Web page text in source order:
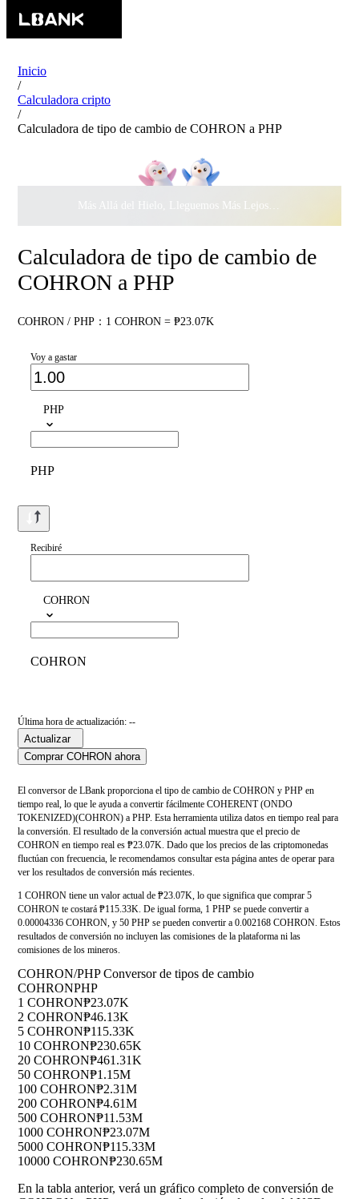
Inicio
/
Calculadora cripto
/
Calculadora de tipo de cambio de COHRON a PHP
Más Allá del Hielo, Lleguemos Más Lejos Juntos ·
Calculadora de tipo de cambio de
COHRON a PHP
COHRON / PHP：1 COHRON = ₱23.07K
Voy a gastar
PHP
PHP
Recibiré
COHRON
COHRON
Última hora de actualización: --
Actualizar
Comprar COHRON ahora
El conversor de LBank proporciona el tipo de cambio de COHRON y PHP en
tiempo real, lo que le ayuda a convertir fácilmente COHERENT (ONDO
TOKENIZED)(COHRON) a PHP. Esta herramienta utiliza datos en tiempo real para
la conversión. El resultado de la conversión actual muestra que el precio de
COHRON en tiempo real es ₱23.07K. Dado que los precios de las criptomonedas
fluctúan con frecuencia, le recomendamos consultar esta página antes de operar para
ver los resultados de conversión más recientes.
1 COHRON tiene un valor actual de ₱23.07K, lo que significa que comprar 5
COHRON te costará ₱115.33K. De igual forma, 1 PHP se puede convertir a
0.00004336 COHRON, y 50 PHP se pueden convertir a 0.002168 COHRON. Estos
resultados de conversión no incluyen las comisiones de la plataforma ni las
comisiones de los mineros.
COHRON/PHP Conversor de tipos de cambio
COHRONPHP
1 COHRON₱23.07K
2 COHRON₱46.13K
5 COHRON₱115.33K
10 COHRON₱230.65K
20 COHRON₱461.31K
50 COHRON₱1.15M
100 COHRON₱2.31M
200 COHRON₱4.61M
500 COHRON₱11.53M
1000 COHRON₱23.07M
5000 COHRON₱115.33M
10000 COHRON₱230.65M
En la tabla anterior, verá un gráfico completo de conversión de